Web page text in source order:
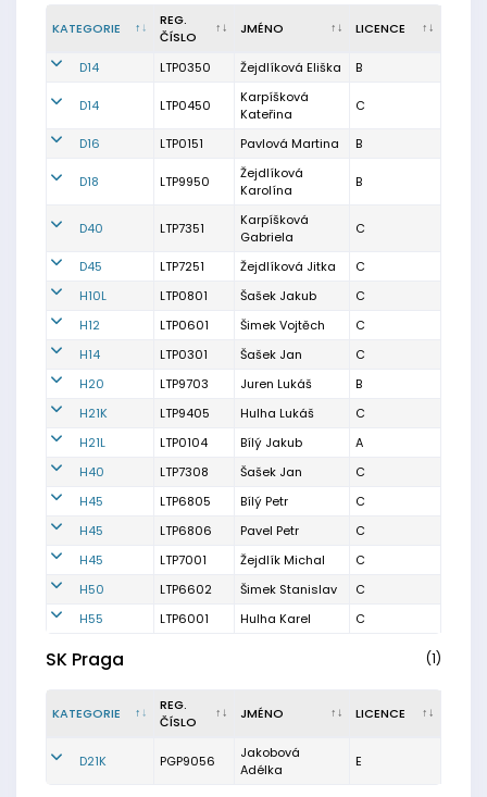
KATEGORIE
REG.
ČÍSLO
JMÉNO LICENCE
D14 LTP0350 Žejdlíková Eliška B
D14 LTP0450
Karpíšková
Kateřina
C
D16 LTP0151 Pavlová Martina B
D18 LTP9950
Žejdlíková
Karolína
B
D40 LTP7351
Karpíšková
Gabriela
C
D45 LTP7251 Žejdlíková Jitka
C
H10L
LTP0801 Šašek Jakub
C
H12
LTP0601 Šimek Vojtěch
C
H14
LTP0301 Šašek Jan
C
H20
LTP9703 Juren Lukáš
B
H21K
LTP9405 Hulha Lukáš
C
H21L
LTP0104 Bílý Jakub
A
H40
LTP7308 Šašek Jan
C
H45
LTP6805 Bílý Petr
C
H45
LTP6806 Pavel Petr
C
H45
LTP7001 Žejdlík Michal
C
H50
LTP6602 Šimek Stanislav
C
H55
LTP6001 Hulha Karel C
SK Praga (1)
KATEGORIE
REG.
ČÍSLO
JMÉNO LICENCE
D21K PGP9056
Jakobová
Adélka
E